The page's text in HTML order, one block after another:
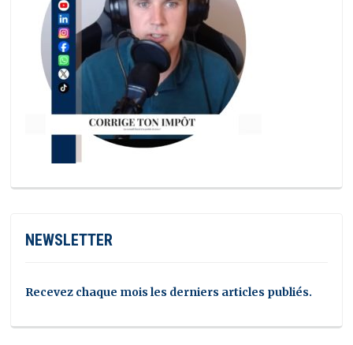
NEWSLETTER
Recevez chaque mois les derniers articles publiés.